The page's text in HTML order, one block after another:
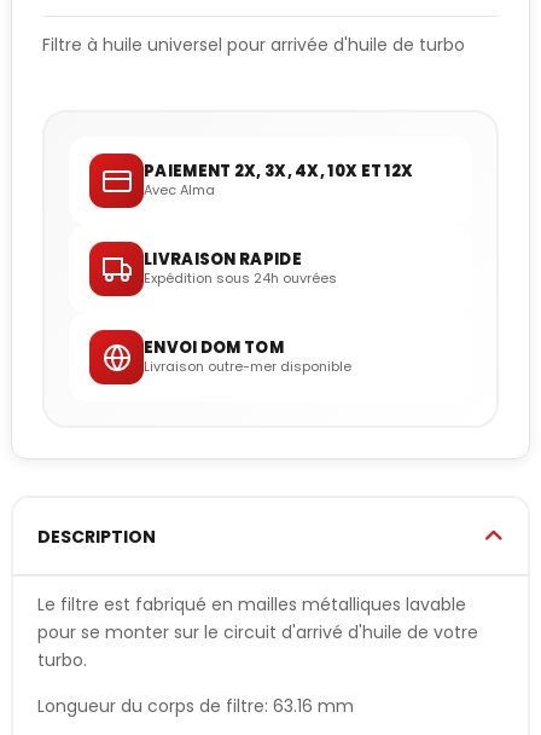
Filtre à huile universel pour arrivée d'huile de turbo
PAIEMENT 2X, 3X, 4X, 10X ET 12X
Avec Alma
LIVRAISON RAPIDE
Expédition sous 24h ouvrées
ENVOI DOM TOM
Livraison outre-mer disponible
DESCRIPTION
Le filtre est fabriqué en mailles métalliques lavable
pour se monter sur le circuit d'arrivé d'huile de votre
turbo.
Longueur du corps de filtre: 63.16 mm